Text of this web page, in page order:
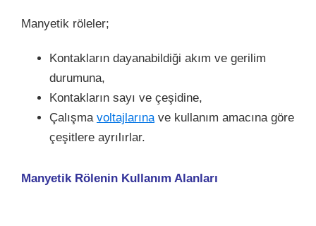
Manyetik röleler;
Kontakların dayanabildiği akım ve gerilim
durumuna,
Kontakların sayı ve çeşidine,
Çalışma voltajlarınave kullanım amacına göre
çeşitlere ayrılırlar.
Manyetik Rölenin Kullanım Alanları